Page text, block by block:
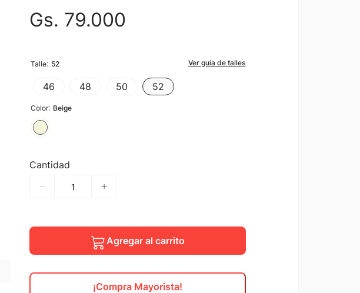
Gs. 79.000
Color: Beige
Talle: 52
46 48 50 52
Ver guía de talles
Cantidad
Agregar al carrito
¡Compra Mayorista!